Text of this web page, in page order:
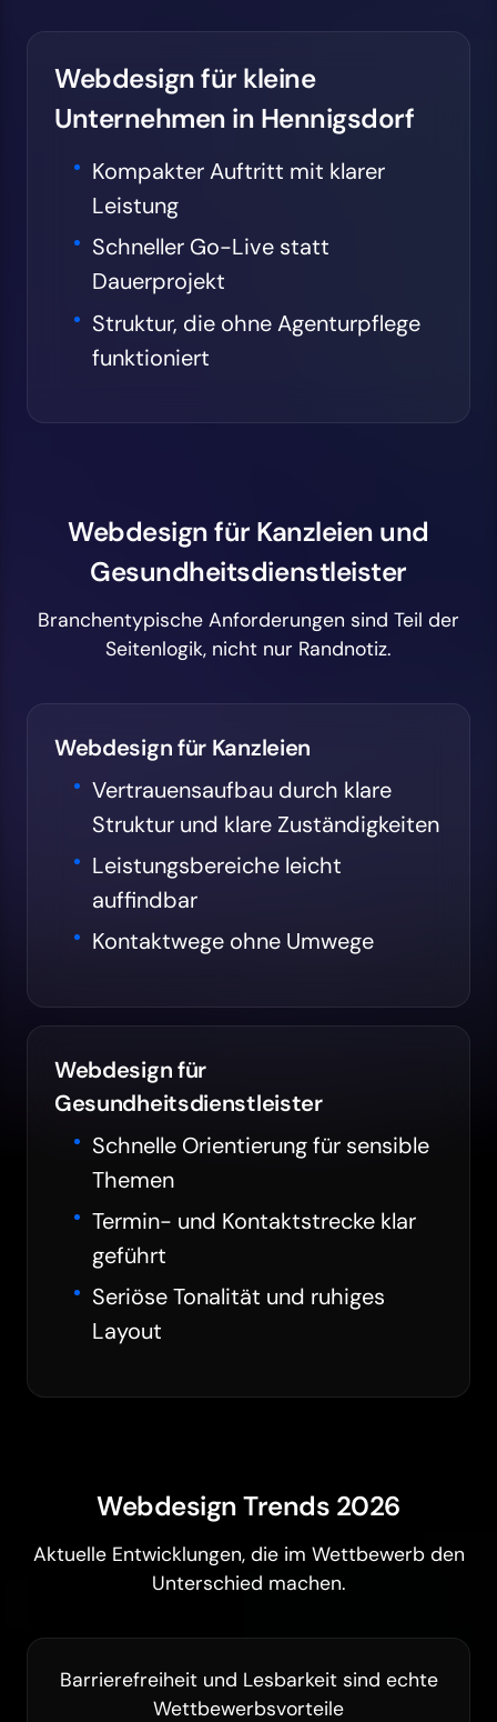
Webdesign für kleine
Unternehmen in Hennigsdorf
Kompakter Auftritt mit klarer
Leistung
Schneller Go-Live statt
Dauerprojekt
Struktur, die ohne Agenturpflege
funktioniert
Webdesign für Kanzleien und
Gesundheitsdienstleister
Branchentypische Anforderungen sind Teil der
Seitenlogik, nicht nur Randnotiz.
Webdesign für Kanzleien
Vertrauensaufbau durch klare
Struktur und klare Zuständigkeiten
Leistungsbereiche leicht
auffindbar
Kontaktwege ohne Umwege
Webdesign für
Gesundheitsdienstleister
Schnelle Orientierung für sensible
Themen
Termin- und Kontaktstrecke klar
geführt
Seriöse Tonalität und ruhiges
Layout
Webdesign Trends 2026
Aktuelle Entwicklungen, die im Wettbewerb den
Unterschied machen.
Barrierefreiheit und Lesbarkeit sind echte
Wettbewerbsvorteile